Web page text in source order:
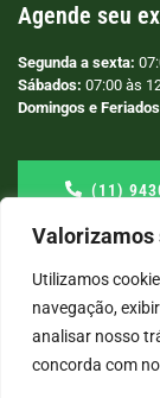
Valorizamos
Utilizamos
navegação,
analisar nosso
concorda com
Agende seu
Segunda a sexta:
Sábados: 07:00 às
Domingos e
(11)